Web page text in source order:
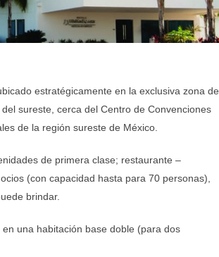
estratégicamente en la exclusiva zona de
sureste, cerca del Centro de Convenciones
de la región sureste de México.
de primera clase; restaurante –
(con capacidad hasta para 70 personas),
brindar.
una habitación base doble (para dos